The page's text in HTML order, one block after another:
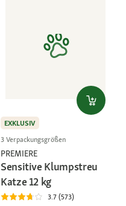
EXKLUSIV
3 Verpackungsgrößen
PREMIERE
Sensitive Klumpstreu
Katze 12 kg
3.7 (573)